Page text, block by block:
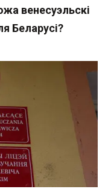
венесуэльскі
Беларусі?